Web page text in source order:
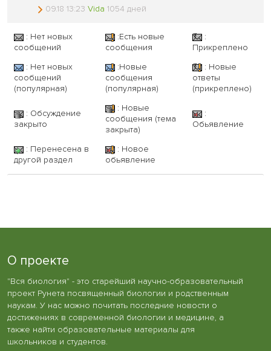
09.18 13:23 Vida 1054 дней
: Нет новых
сообщений
:Есть новые
сообщения
:
Прикреплено
: Нет новых
сообщений
(популярная)
:Новые
сообщения
(популярная)
: Новые
ответы
(прикреплено)
: Обсуждение
закрыто
: Новые
сообщения (тема
закрыта)
:
Обьявление
: Перенесена в
другой раздел
: Новое
обьявление
О проекте
"Вся биология" - это старейший научно-образовательный
проект Рунета посвященный биологии и родственным
наукам. У нас можно почитать последние новости о
достижениях в современной биологии и медицине, а
также найти образовательные материалы для
школьников и студентов.